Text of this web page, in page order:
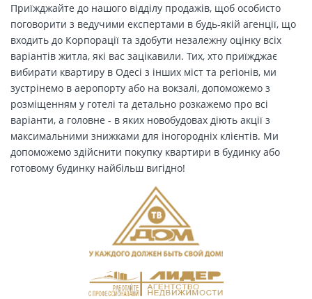
Приїжджайте до нашого відділу продажів, щоб особисто
поговорити з ведучими експертами в будь-якій агенції, що
входить до Корпорації та здобути незалежну оцінку всіх
варіантів житла, які вас зацікавили. Тих, хто приїжджає
вибирати квартиру в Одесі з інших міст та регіонів, ми
зустрінемо в аеропорту або на вокзалі, допоможемо з
розміщенням у готелі та детально розкажемо про всі
варіанти, а головне - в яких новобудовах діють акції з
максимальними знижками для іногородніх клієнтів. Ми
допоможемо здійснити покупку квартири в будинку або
готовому будинку найбільш вигідно!